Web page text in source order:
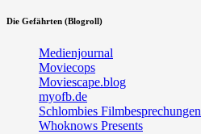
Die Gefährten (Blogroll)
Medienjournal
Moviecops
Moviescape.blog
myofb.de
Schlombies Filmbesprechungen
Whoknows Presents